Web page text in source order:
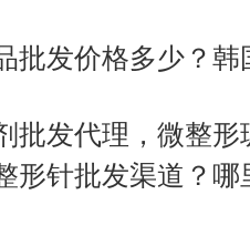
批发价格多少？
批发代理，微整
形针批发渠道？